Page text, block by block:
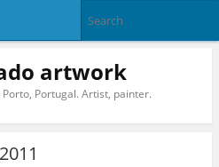
artwork
Portugal. Artist, painter.